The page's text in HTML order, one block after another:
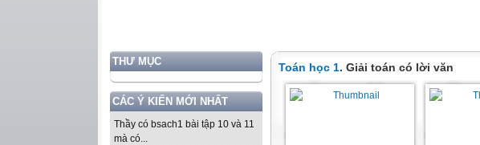
THƯ MỤC
CÁC Ý KIẾN MỚI NHẤT
Thầy có bsach1 bài tập 10 và 11
mà có...
Toán học 1. Giải toán có lời văn